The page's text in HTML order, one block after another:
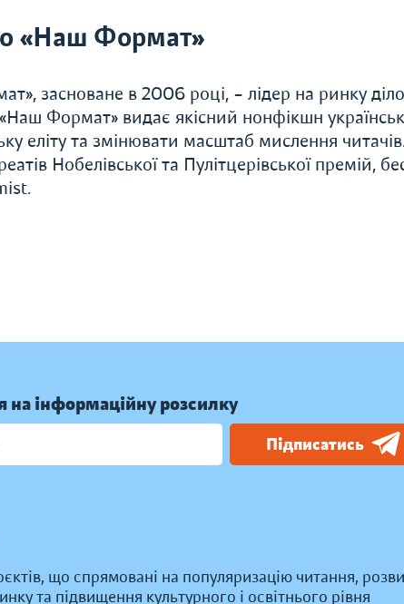
«Наш Формат»
засноване в 2006 році, – лідер на ринку
«Наш Формат» видає якісний нонфікшн
еліту та змінювати масштаб мислення
Нобелівської та Пулітцерівської премій,
на інформаційну розсилку
Підписатись
що спрямовані на популяризацію читання,
та підвищення культурного і освітнього рівня